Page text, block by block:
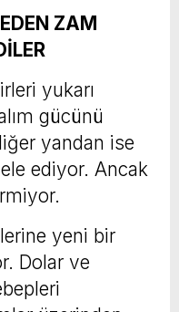
ZAM
yukarı
gücünü
yandan ise
ediyor. Ancak
yeni bir
Dolar ve